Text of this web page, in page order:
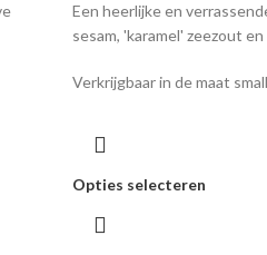
Een heerlijke en
sesam, 'karamel' zeezout
Verkrijgbaar in de maat
Opties selecteren